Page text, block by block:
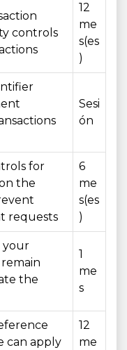
controls
12
me
s(es
)
Sesi
ón
for
the
requests
6
me
s(es
)
your
the
1
me
s
can apply
12
me